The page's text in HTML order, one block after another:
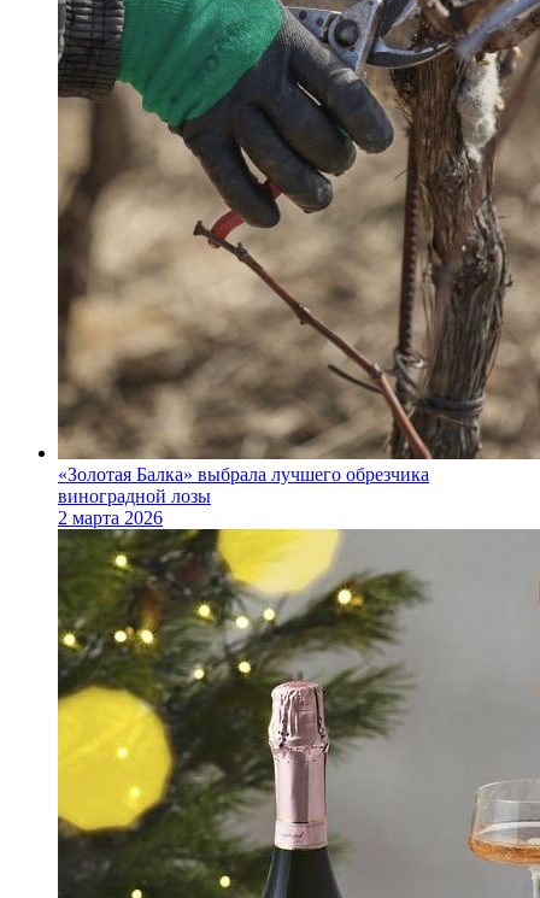
«Золотая Балка» выбрала лучшего обрезчика
виноградной лозы
2 марта 2026